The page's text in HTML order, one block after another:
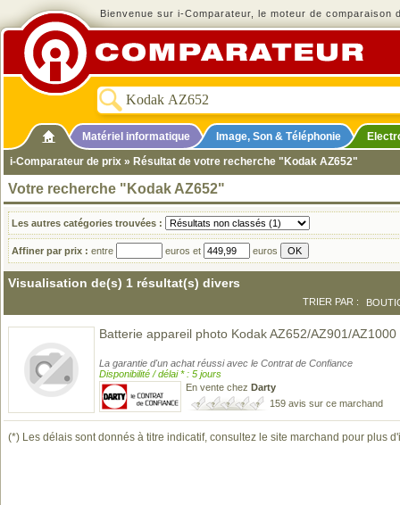
Bienvenue sur i-Comparateur, le moteur de comparaison
Matériel informatique Image, Son & Téléphonie
i-Comparateur de prix » Résultat de votre recherche "Kodak AZ652"
Votre recherche "Kodak AZ652"
Les autres catégories trouvées :
Affiner par prix : entre euros et euros
Visualisation de(s) 1 résultat(s) divers
TRIER PAR :
Batterie appareil photo Kodak AZ652/AZ901/AZ1000
La garantie d'un achat réussi avec le Contrat de Confiance
Disponibilité / délai * : 5 jours
En vente chez Darty
159 avis sur ce marchand
(*) Les délais sont donnés à titre indicatif, consultez le site marchand pour plus